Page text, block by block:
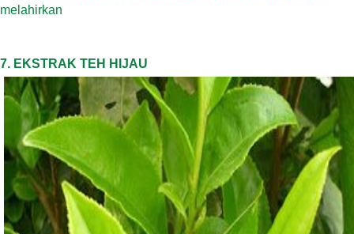
melahirkan
7. EKSTRAK TEH HIJAU